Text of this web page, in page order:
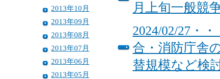
2013年10月
2013年09月
2013年08月
2013年07月
2013年06月
2013年05月
月上旬一般競
2024/02/27・
合・消防庁舎
替規模など検